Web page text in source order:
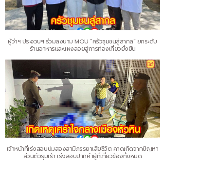
ผู้ว่าฯ ประจวบฯ ร่วมลงนาม MOU “ครัวชุมชนสู่สากล” ยกระดับ
ร้านอาหารและแผงลอยสู่การท่องเที่ยวยั่งยืน
เจ้าหน้าที่เร่งสอบปมสองสามีภรรยาเสียชีวิต คาดเกิดจากปัญหา
ส่วนตัวรุมเร้า เร่งสอบปากคำผู้ที่เกี่ยวข้องทั้งหมด